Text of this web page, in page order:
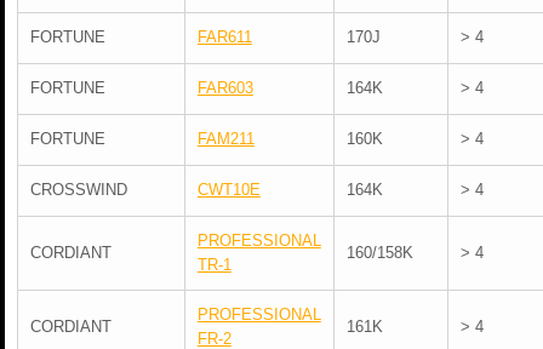
FORTUNE FAR611 170J > 4
FORTUNE FAR603 164K > 4
FORTUNE FAM211 160K > 4
CROSSWIND CWT10E 164K > 4
CORDIANT
PROFESSIONAL
TR-1
160/158K > 4
CORDIANT
PROFESSIONAL
FR-2
161K > 4